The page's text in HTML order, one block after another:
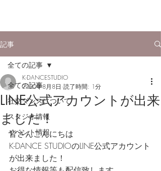
記事
全ての記事
社交ダンスについて
スタジオ情報
イベント情報
全ての記事
LINE公式アカウントが出来
ました！
K-DANCESTUDIO
2020年8月8日 読了時間: 1分
皆さんこんにちは
K-DANCE STUDIOのLINE公式アカウント
が出来ました！